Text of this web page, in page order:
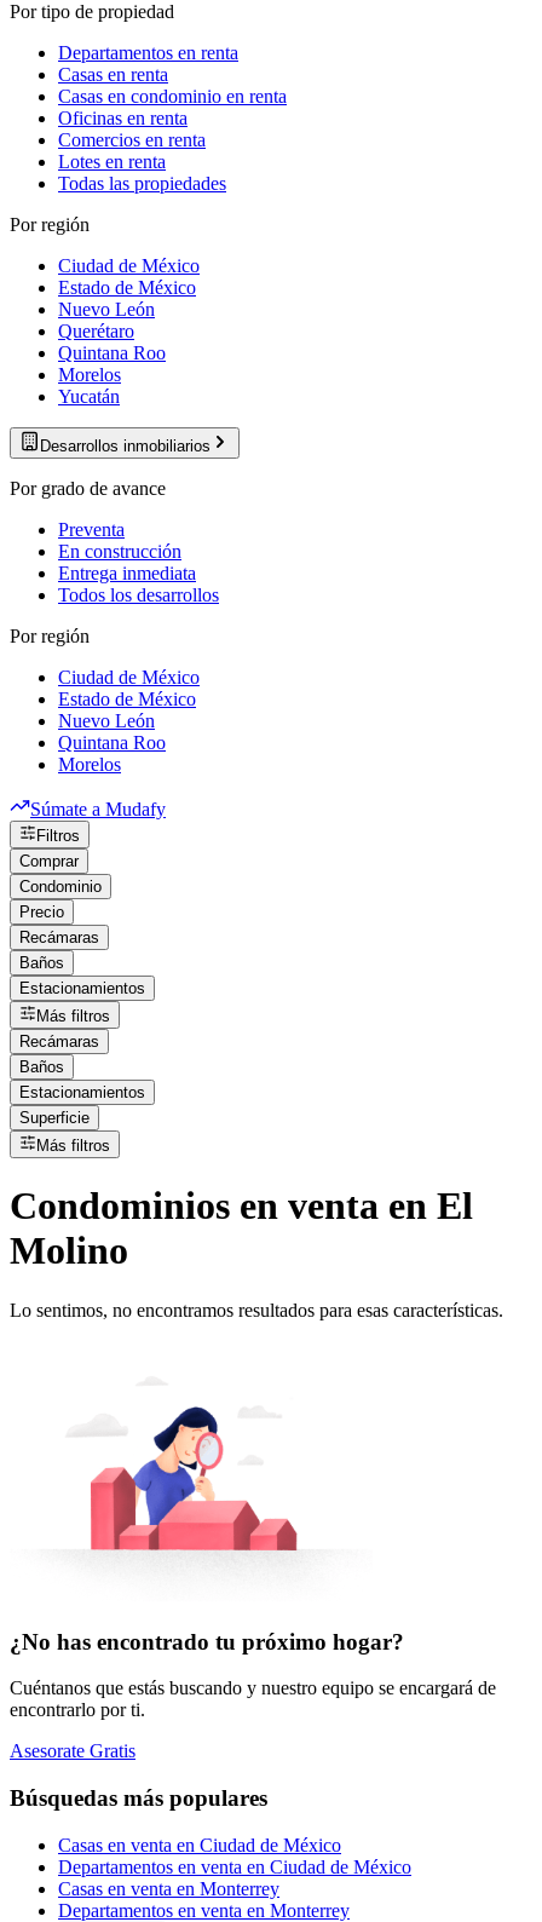
Por tipo de propiedad
Departamentos en renta
Casas en renta
Casas en condominio en renta
Oficinas en renta
Comercios en renta
Lotes en renta
Todas las propiedades
Por región
Ciudad de México
Estado de México
Nuevo León
Querétaro
Quintana Roo
Morelos
Yucatán
Desarrollos inmobiliarios
Por grado de avance
Preventa
En construcción
Entrega inmediata
Todos los desarrollos
Por región
Ciudad de México
Estado de México
Nuevo León
Quintana Roo
Morelos
Súmate a Mudafy
Filtros
Comprar
Condominio
Precio
Recámaras
Baños
Estacionamientos
Más filtros
Recámaras
Baños
Estacionamientos
Superficie
Más filtros
Condominios en venta en El
Molino
Lo sentimos, no encontramos resultados para esas características.
¿No has encontrado tu próximo hogar?
Cuéntanos que estás buscando y nuestro equipo se encargará de
encontrarlo por ti.
Asesorate Gratis
Búsquedas más populares
Casas en venta en Ciudad de México
Departamentos en venta en Ciudad de México
Casas en venta en Monterrey
Departamentos en venta en Monterrey